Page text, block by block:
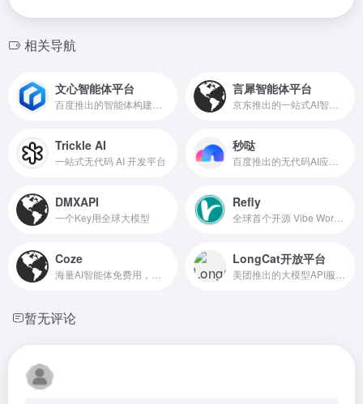
相关导航
文心智能体平台 言犀智能体平台
Trickle AI
一站式无代码 AI 开发平台
秒哒
DMXAPI
一个Key用全球大模型
Refly
Coze LongCat开放平台
暂无评论